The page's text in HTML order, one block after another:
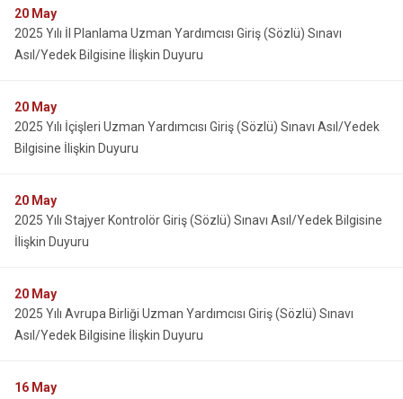
20 May
2025 Yılı İl Planlama Uzman Yardımcısı Giriş (Sözlü) Sınavı
Asıl/Yedek Bilgisine İlişkin Duyuru
20 May
2025 Yılı İçişleri Uzman Yardımcısı Giriş (Sözlü) Sınavı Asıl/Yedek
Bilgisine İlişkin Duyuru
20 May
2025 Yılı Stajyer Kontrolör Giriş (Sözlü) Sınavı Asıl/Yedek Bilgisine
İlişkin Duyuru
20 May
2025 Yılı Avrupa Birliği Uzman Yardımcısı Giriş (Sözlü) Sınavı
Asıl/Yedek Bilgisine İlişkin Duyuru
16 May